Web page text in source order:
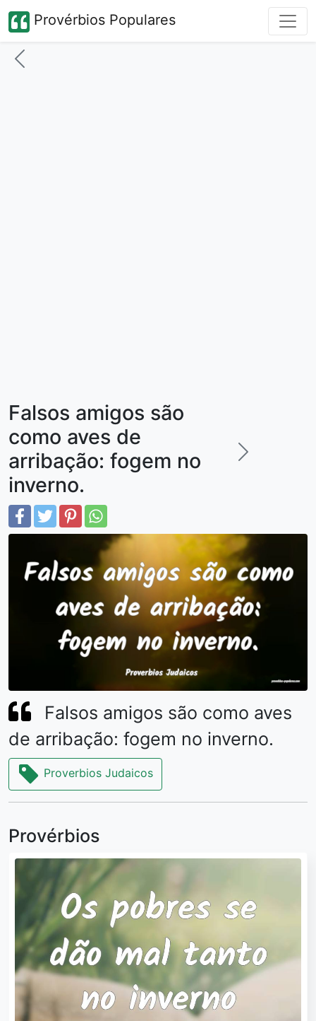
Provérbios Populares
Falsos amigos são
como aves de
arribação: fogem no
inverno.
Falsos amigos são como aves
de arribação: fogem no inverno.
Proverbios Judaicos
Provérbios